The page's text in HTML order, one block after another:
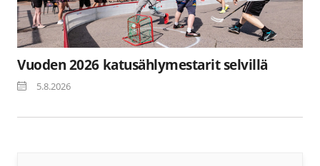
Vuoden 2026 katusählymestarit selvillä
5.8.2026